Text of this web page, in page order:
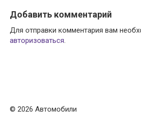
Добавить комментарий
Для отправки комментария вам
авторизоваться.
© 2026 Автомобили